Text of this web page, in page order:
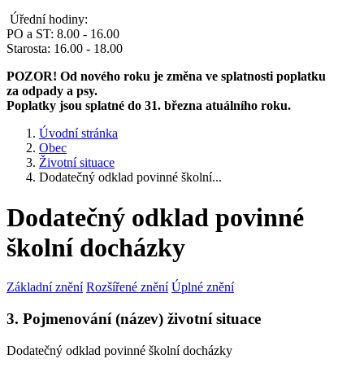
Úřední hodiny:
PO a ST: 8.00 - 16.00
Starosta: 16.00 - 18.00
POZOR! Od nového roku je změna ve splatnosti poplatku
za odpady a psy.
Poplatky jsou splatné do 31. března atuálního roku.
Úvodní stránka
Obec
Životní situace
Dodatečný odklad povinné školní...
Dodatečný odklad povinné
školní docházky
Základní znění Rozšířené znění Úplné znění
3. Pojmenování (název) životní situace
Dodatečný odklad povinné školní docházky